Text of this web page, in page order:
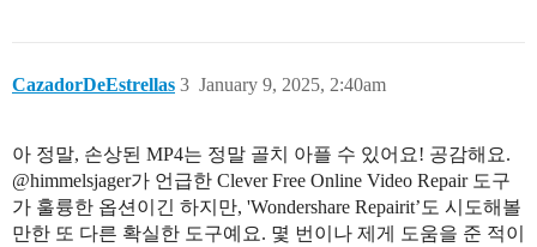
CazadorDeEstrellas January 9, 2025, 2:40am
3
아 정말, 손상된 MP4는 정말 골치 아플 수 있어요! 공감해요.
@himmelsjager가 언급한 Clever Free Online Video Repair 도구
가 훌륭한 옵션이긴 하지만, 'Wondershare Repairit’도 시도해볼
만한 또 다른 확실한 도구예요. 몇 번이나 제게 도움을 준 적이